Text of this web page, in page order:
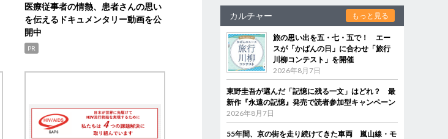
医療従事者の情熱、患者さんの思い
を伝えるドキュメンタリー動画を公
開中
PR
カルチャー もっと見る
旅の思い出を五・七・五で！ エー
スが「かばんの日」に合わせ「旅行
川柳コンテスト」を開催
2026年8月7日
東野圭吾が選んだ「記憶に残る一文」はどれ？ 最
新作『永遠の記憶』発売で読者参加型キャンペーン
2026年8月7日
55年間、京の街を走り続けてきた車両 嵐山線・モ